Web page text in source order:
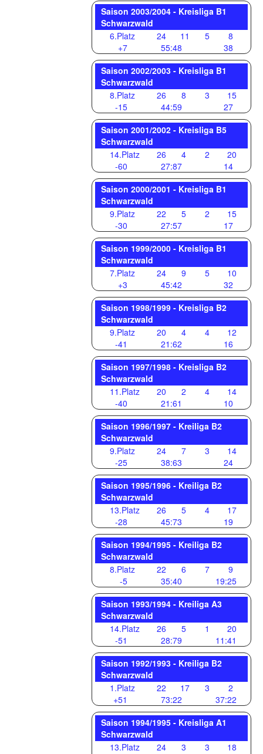
Saison 2003/2004 - Kreisliga B1
Schwarzwald
6.Platz
24 11 5
8
+7
55:48
38
Saison 2002/2003 - Kreisliga B1
Schwarzwald
8.Platz
26 8 3
15
-15
44:59
27
Saison 2001/2002 - Kreisliga B5
Schwarzwald
14.Platz
26 4 2
20
-60
27:87
14
Saison 2000/2001 - Kreisliga B1
Schwarzwald
9.Platz
22 5 2
15
-30
27:57
17
Saison 1999/2000 - Kreisliga B1
Schwarzwald
7.Platz
24 9 5
10
+3
45:42
32
Saison 1998/1999 - Kreisliga B2
Schwarzwald
9.Platz
20 4 4
12
-41
21:62
16
Saison 1997/1998 - Kreisliga B2
Schwarzwald
11.Platz
20 2 4
14
-40
21:61
10
Saison 1996/1997 - Kreiliga B2
Schwarzwald
9.Platz
24 7 3
14
-25
38:63
24
Saison 1995/1996 - Kreiliga B2
Schwarzwald
13.Platz
26 5 4
17
-28
45:73
19
Saison 1994/1995 - Kreiliga B2
Schwarzwald
8.Platz
22 6 7
9
-5
35:40
19:25
Saison 1993/1994 - Kreiliga A3
Schwarzwald
14.Platz
26 5 1
20
-51
28:79
11:41
Saison 1992/1993 - Kreiliga B2
Schwarzwald
1.Platz
22 17 3
2
+51
73:22
37:22
Saison 1994/1995 - Kreisliga A1
Schwarzwald
13.Platz
24 3 3
18